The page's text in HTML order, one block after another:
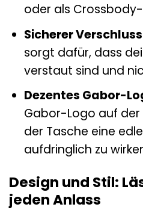
oder als
Sicherer
sorgt dafür, dass
verstaut sind und
Dezentes Gabor-
Gabor-Logo auf
der Tasche eine
aufdringlich zu
Design und Stil:
jeden Anlass